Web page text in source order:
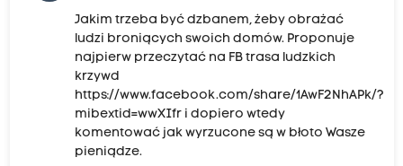
Jakim trzeba być dzbanem, żeby obrażać
ludzi broniących swoich domów. Proponuje
najpierw przeczytać na FB trasa ludzkich
krzywd
https://www.facebook.com/share/1AwF2NhAPk/?
mibextid=wwXIfr i dopiero wtedy
komentować jak wyrzucone są w błoto Wasze
pieniądze.